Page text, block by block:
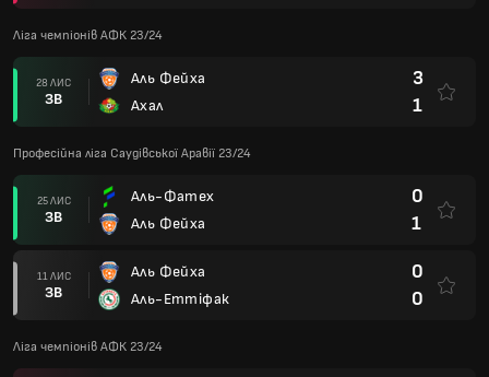
Ліга чемпіонів АФК 23/24
28 ЛИС
ЗВ
Аль Фейха
Ахал
3
1
Професійна ліга Саудівської Аравії 23/24
25 ЛИС
ЗВ
Аль-Фатех
Аль Фейха
0
1
11 ЛИС
ЗВ
Аль Фейха
Аль-Еттіфак
0
0
Ліга чемпіонів АФК 23/24